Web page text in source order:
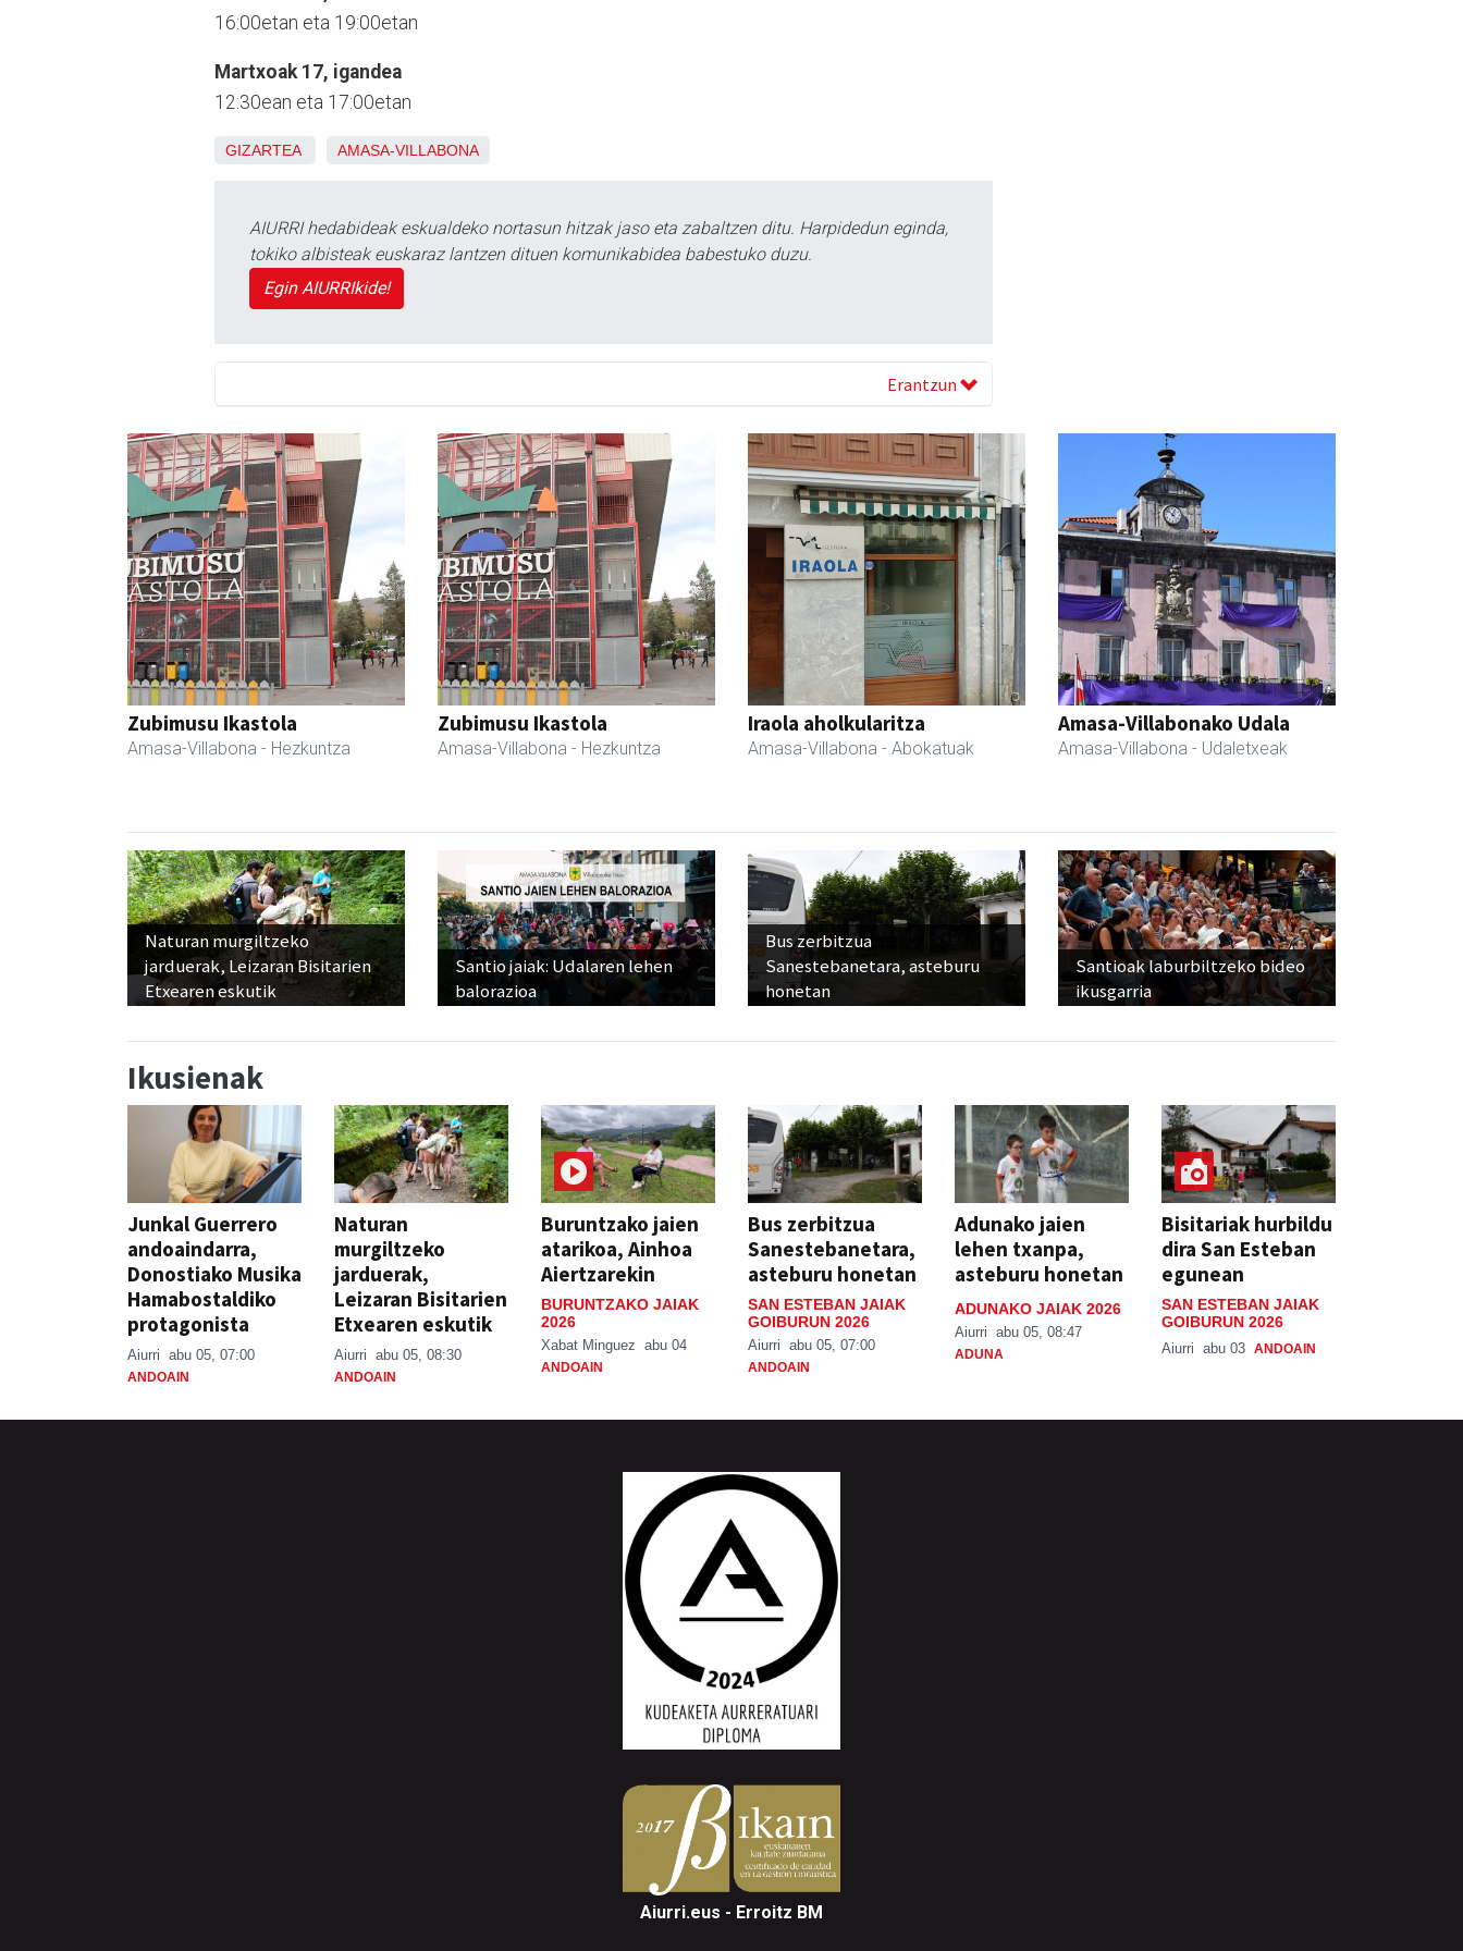
16:00etan eta 19:00etan
Martxoak 17, igandea
12:30ean eta 17:00etan
GIZARTEA AMASA-VILLABONA
AIURRI hedabideak eskualdeko nortasun hitzak jaso eta zabaltzen ditu. Harpidedun eginda,
tokiko albisteak euskaraz lantzen dituen komunikabidea babestuko duzu.
Egin AIURRIkide!
Erantzun
Zubimusu Ikastola
Amasa-Villabona - Hezkuntza
Zubimusu Ikastola
Amasa-Villabona - Hezkuntza
Iraola aholkularitza
Amasa-Villabona - Abokatuak
Amasa-Villabonako Udala
Amasa-Villabona - Udaletxeak
Naturan murgiltzeko
jarduerak, Leizaran Bisitarien
Etxearen eskutik
Santio jaiak: Udalaren lehen
balorazioa
Bus zerbitzua
Sanestebanetara, asteburu
honetan
Santioak laburbiltzeko bideo
ikusgarria
Ikusienak
Junkal Guerrero
andoaindarra,
Donostiako Musika
Hamabostaldiko
protagonista
Aiurri abu 05, 07:00
ANDOAIN
Naturan
murgiltzeko
jarduerak,
Leizaran Bisitarien
Etxearen eskutik
Aiurri abu 05, 08:30
ANDOAIN
Buruntzako jaien
atarikoa, Ainhoa
Aiertzarekin
BURUNTZAKO JAIAK
2026
Xabat Minguez abu 04
ANDOAIN
Bus zerbitzua
Sanestebanetara,
asteburu honetan
SAN ESTEBAN JAIAK
GOIBURUN 2026
Aiurri abu 05, 07:00
ANDOAIN
Adunako jaien
lehen txanpa,
asteburu honetan
ADUNAKO JAIAK 2026
Aiurri abu 05, 08:47
ADUNA
Bisitariak hurbildu
dira San Esteban
egunean
SAN ESTEBAN JAIAK
GOIBURUN 2026
Aiurri abu 03 ANDOAIN
Aiurri.eus - Erroitz BM